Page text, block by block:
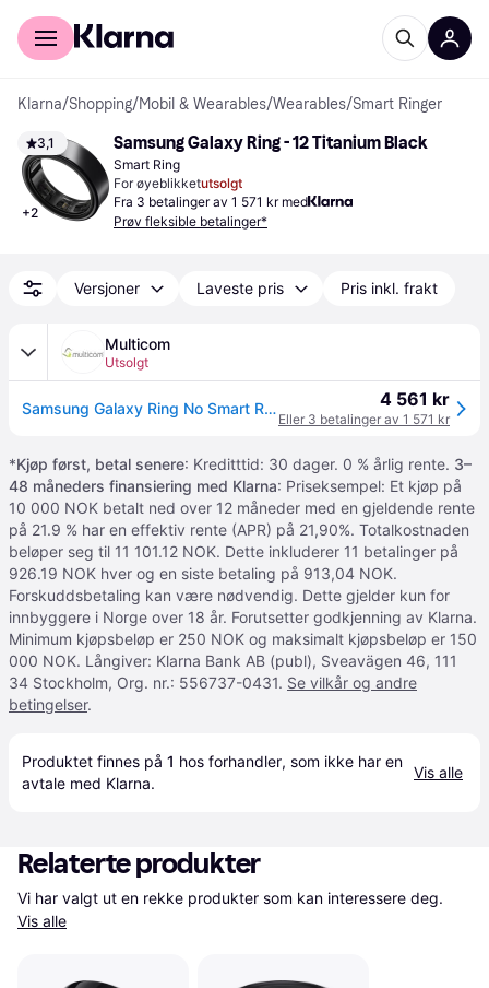
For kunder
Klarna/Shopping/Mobil & Wearables/Wearables/Smart Ringer
3,1
+2
Samsung Galaxy Ring - 12 Titanium Black
Smart Ring
For øyeblikketutsolgt
Fra 3 betalinger av 1 571 kr med
Prøv fleksible betalinger*
Versjoner Laveste pris Pris inkl. frakt
Multicom
Utsolgt
Samsung Galaxy Ring No Smart Ring (SM-Q502NZKAEUE) 4 561 kr
Eller 3 betalinger av 1 571 kr
*Kjøp først, betal senere: Kreditttid: 30 dager. 0 % årlig rente. 3–
48 måneders finansiering med Klarna: Priseksempel: Et kjøp på
10 000 NOK betalt ned over 12 måneder med en gjeldende rente
på 21.9 % har en effektiv rente (APR) på 21,90%. Totalkostnaden
beløper seg til 11 101.12 NOK. Dette inkluderer 11 betalinger på
926.19 NOK hver og en siste betaling på 913,04 NOK.
Forskuddsbetaling kan være nødvendig. Dette gjelder kun for
innbyggere i Norge over 18 år. Forutsetter godkjenning av Klarna.
Minimum kjøpsbeløp er 250 NOK og maksimalt kjøpsbeløp er 150
000 NOK. Långiver: Klarna Bank AB (publ), Sveavägen 46, 111
34 Stockholm, Org. nr.: 556737-0431. Se vilkår og andre
betingelser.
Produktet finnes på 1 hos forhandler, som ikke har en
avtale med Klarna.
Vis alle
Relaterte produkter
Vis alle